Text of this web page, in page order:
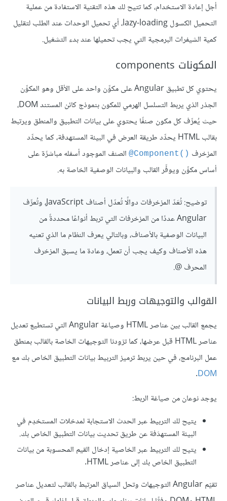
أجل إعادة الاستخدام، كما تتيح لك هذه التقنية الاستفادة من عملية
التحميل الكسول lazy-loading، أي تحميل الوحدات عند الطلب لتقليل
كمية الشيفرات البرمجية التي يجب تحميلها عند بدء التشغيل.
المكونات components
يحتوي كل تطبيق Angular على مكوِّن واحد على الأقل وهو المكوِّن
الجذر الذي يربط التسلسل الهرمي للمكون بنموذج كائن المستند DOM،
حيث يُعرِّف كل مكون صنفًا يحتوي على بيانات التطبيق والمنطق ويرتبط
بقالب HTML يحدِّد طريقة العرض في البيئة المستهدفة، كما يحدِّد
المزخرف ‎@Component()‎ الصنف الموجود أسفله مباشرًة على
أساس مكوِّن ويوفِّر القالب والبيانات الوصفية الخاصة به.
توضيح: تُعَدّ المزخرفات دوالًا تُعدّل أصناف JavaScript، وتُعرِّف
Angular عددًا من المزخرفات التي تربط أنواعًا محددةً من
البيانات الوصفية بالأصناف، وبالتالي يعرف النظام ما الذي تعنيه
هذه الأصناف وكيف يجب أن تعمل، وعادة ما يسبق المزخرف
المحرف @.
القوالب والتوجيهات وربط البيانات
يجمع القالب بين عناصر HTML وصياغة Angular التي تستطيع تعديل
عناصر HTML قبل عرضها، كما تزودنا التوجيهات الخاصة بالقالب بمنطق
عمل البرنامج، في حين يربط ترميز التربيط بيانات التطبيق الخاص بك مع
DOM
.
يوجد نوعان من صياغة الربط:
يتيح لك التربيط عبر الحدث الاستجابة لمدخلات المستخدِم في
البيئة المستهدَفة عن طريق تحديث بيانات التطبيق الخاص بك.
يتيح لك التربيط عبر الخاصية إدخال القيم المحسوبة من بيانات
التطبيق الخاص بك إلى عناصر HTML.
تقيّم Angular التوجيهات وتحل السياق المرتبط بالقالب لتعديل عناصر